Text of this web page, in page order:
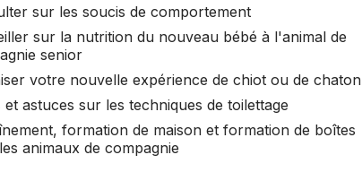
sur les soucis de comportement
sur la nutrition du nouveau bébé à l'animal de
senior
votre nouvelle expérience de chiot ou de chaton
et astuces sur les techniques de toilettage
formation de maison et formation de boîtes
animaux de compagnie